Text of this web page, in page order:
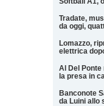
Tradate,
da oggi,
Lomazzo,
elettrica
Al Del Ponte
la presa in
Banconote
da Luini allo